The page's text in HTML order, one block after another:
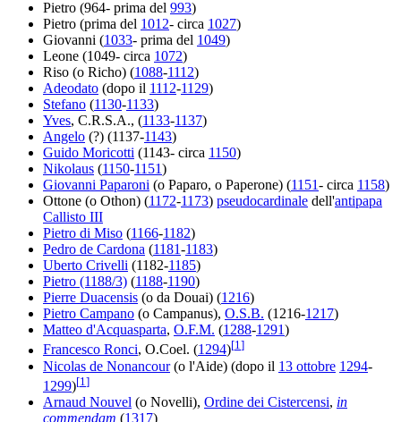
Pietro (964- prima del 993)
Pietro (prima del 1012- circa 1027)
Giovanni (1033- prima del 1049)
Leone (1049- circa 1072)
Riso (o Richo) (1088-1112)
Adeodato (dopo il 1112-1129)
Stefano (1130-1133)
Yves, C.R.S.A., (1133-1137)
Angelo (?) (1137-1143)
Guido Moricotti (1143- circa 1150)
Nikolaus (1150-1151)
Giovanni Paparoni (o Paparo, o Paperone) (1151- circa 1158)
Ottone (o Othon) (1172-1173) pseudocardinale dell'antipapa
Callisto III
Pietro di Miso (1166-1182)
Pedro de Cardona (1181-1183)
Uberto Crivelli (1182-1185)
Pietro (1188/3) (1188-1190)
Pierre Duacensis (o da Douai) (1216)
Pietro Campano (o Campanus), O.S.B. (1216-1217)
Matteo d'Acquasparta, O.F.M. (1288-1291)
Francesco Ronci, O.Coel. (1294)[1]
Nicolas de Nonancour(o l'Aide) (dopo il 13 ottobre 1294-
1299)[1 ]
Arnaud Nouvel (o Novelli), Ordine dei Cistercensi, in
commendam (1317)